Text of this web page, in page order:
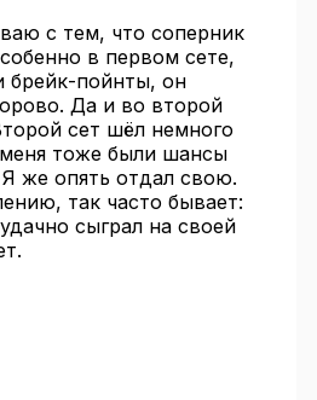
с тем, что соперник
в первом сете,
брейк-пойнты, он
Да и во второй
сет шёл немного
тоже были шансы
Я же опять отдал свою.
так часто бывает:
сыграл на своей